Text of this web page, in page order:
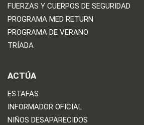
FUERZAS Y CUERPOS DE SEGURIDAD
PROGRAMA MED RETURN
PROGRAMA DE VERANO
TRÍADA
ACTÚA
ESTAFAS
INFORMADOR OFICIAL
NIÑOS DESAPARECIDOS